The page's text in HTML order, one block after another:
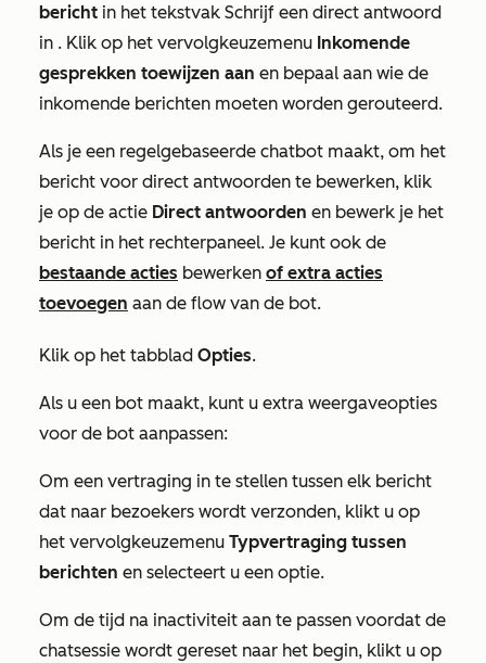
bericht in het tekstvak Schrijf een direct antwoord
in . Klik op het vervolgkeuzemenu Inkomende
gesprekken toewijzen aan en bepaal aan wie de
inkomende berichten moeten worden gerouteerd.
Als je een regelgebaseerde chatbot maakt, om het
bericht voor direct antwoorden te bewerken, klik
je op de actie Direct antwoorden en bewerk je het
bericht in het rechterpaneel. Je kunt ook de
bestaande acties bewerken of extra acties
toevoegen aan de flow van de bot.
Klik op het tabblad Opties.
Als u een bot maakt, kunt u extra weergaveopties
voor de bot aanpassen:
Om een vertraging in te stellen tussen elk bericht
dat naar bezoekers wordt verzonden, klikt u op
het vervolgkeuzemenu Typvertraging tussen
berichten en selecteert u een optie.
Om de tijd na inactiviteit aan te passen voordat de
chatsessie wordt gereset naar het begin, klikt u op